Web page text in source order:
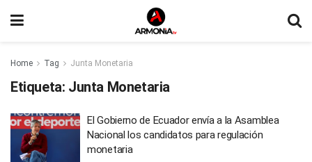
Home Tag Junta Monetaria
Etiqueta: Junta Monetaria
El Gobierno de Ecuador envía a la Asamblea
Nacional los candidatos para regulación
monetaria